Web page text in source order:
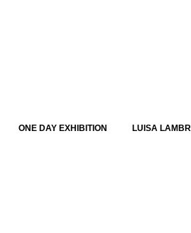
ONE DAY EXHIBITION LUISA